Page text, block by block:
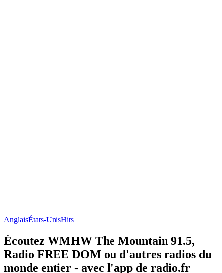
AnglaisÉtats-UnisHits
Écoutez WMHW The Mountain 91.5,
Radio FREE DOM ou d'autres radios du
monde entier - avec l'app de radio.fr